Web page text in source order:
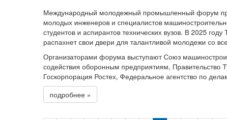
Международный молодежный промышленный форум
молодых инженеров и специалистов
студентов и аспирантов технических вузов. В 2025 году
распахнет свои двери для талантливой молодежи со
Организаторами форума выступают Союз
содействия оборонным предприятиям, Правительство
Госкорпорация Ростех, Федеральное агентство по
подробнее »